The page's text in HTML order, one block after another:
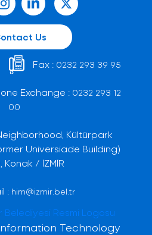
Us
Fax : 0232 293 39 95
Exchange : 0232 293 12
00
Kültürpark
Universiade Building)
Konak / İZMİR
: him@izmir.bel.tr
Technology